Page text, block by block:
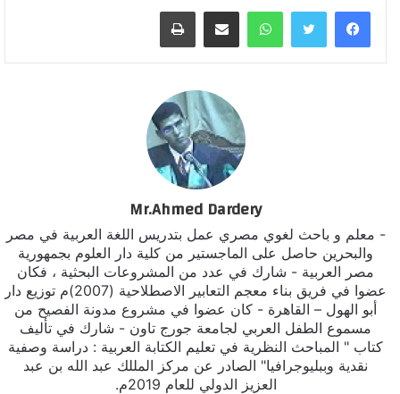
واتسابمشاركة عبر البريد طباعة
Mr.Ahmed Dardery
- معلم و باحث لغوي مصري عمل بتدريس اللغة العربية في مصر
والبحرين حاصل على الماجستير من كلية دار العلوم بجمهورية
مصر العربية - شارك في عدد من المشروعات البحثية ، فكان
عضوا في فريق بناء معجم التعابير الاصطلاحية (2007)م توزيع دار
أبو الهول – القاهرة - كان عضوا في مشروع مدونة الفصيح من
مسموع الطفل العربي لجامعة جورج تاون - شارك في تأليف
كتاب " المباحث النظرية في تعليم الكتابة العربية : دراسة وصفية
نقدية وببليوجرافيا" الصادر عن مركز المللك عبد الله بن عبد
العزيز الدولي للعام 2019م.